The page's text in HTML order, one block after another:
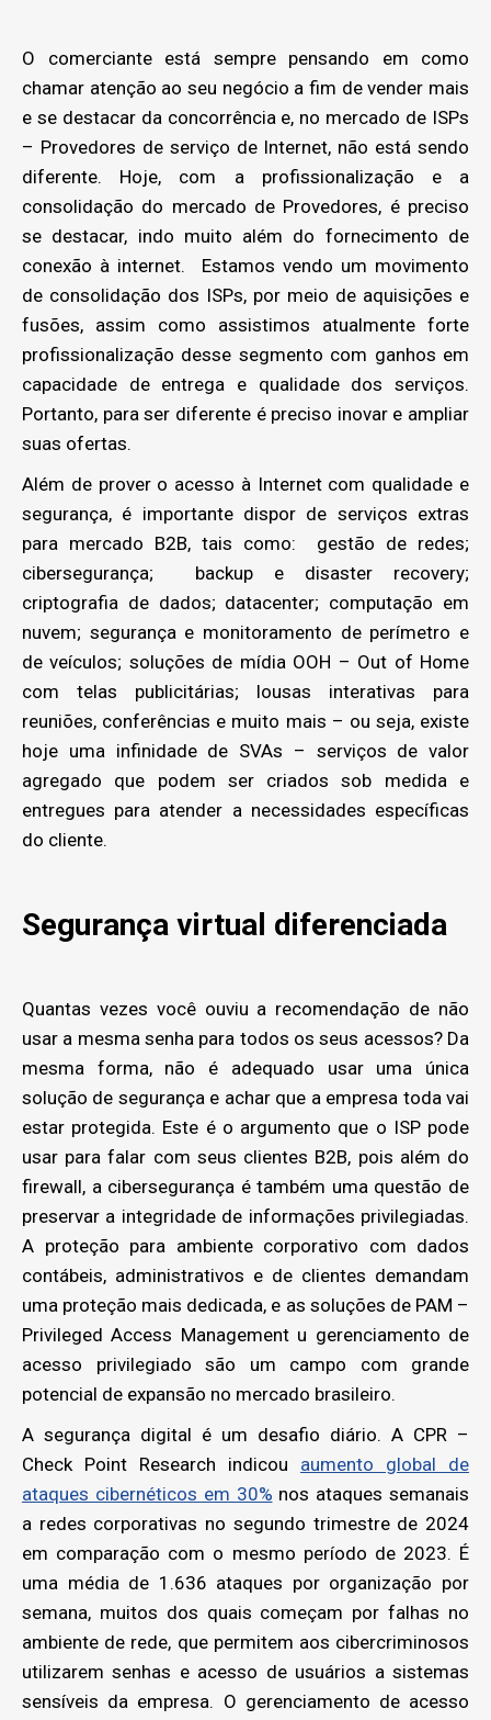
O comerciante está sempre pensando em como
chamar atenção ao seu negócio a fim de vender mais
e se destacar da concorrência e, no mercado de ISPs
– Provedores de serviço de Internet, não está sendo
diferente. Hoje, com a profissionalização e a
consolidação do mercado de Provedores, é preciso
se destacar, indo muito além do fornecimento de
conexão à internet. Estamos vendo um movimento
de consolidação dos ISPs, por meio de aquisições e
fusões, assim como assistimos atualmente forte
profissionalização desse segmento com ganhos em
capacidade de entrega e qualidade dos serviços.
Portanto, para ser diferente é preciso inovar e ampliar
suas ofertas.
Além de prover o acesso à Internet com qualidade e
segurança, é importante dispor de serviços extras
para mercado B2B, tais como: gestão de redes;
cibersegurança; backup e disaster recovery;
criptografia de dados; datacenter; computação em
nuvem; segurança e monitoramento de perímetro e
de veículos; soluções de mídia OOH – Out of Home
com telas publicitárias; lousas interativas para
reuniões, conferências e muito mais – ou seja, existe
hoje uma infinidade de SVAs – serviços de valor
agregado que podem ser criados sob medida e
entregues para atender a necessidades específicas
do cliente.
Segurança virtual diferenciada
Quantas vezes você ouviu a recomendação de não
usar a mesma senha para todos os seus acessos? Da
mesma forma, não é adequado usar uma única
solução de segurança e achar que a empresa toda vai
estar protegida. Este é o argumento que o ISP pode
usar para falar com seus clientes B2B, pois além do
firewall, a cibersegurança é também uma questão de
preservar a integridade de informações privilegiadas.
A proteção para ambiente corporativo com dados
contábeis, administrativos e de clientes demandam
uma proteção mais dedicada, e as soluções de PAM –
Privileged Access Management u gerenciamento de
acesso privilegiado são um campo com grande
potencial de expansão no mercado brasileiro.
A segurança digital é um desafio diário. A CPR –
Check Point Research indicou aumento global de
ataques cibernéticos em 30% nos ataques semanais
a redes corporativas no segundo trimestre de 2024
em comparação com o mesmo período de 2023. É
uma média de 1.636 ataques por organização por
semana, muitos dos quais começam por falhas no
ambiente de rede, que permitem aos cibercriminosos
utilizarem senhas e acesso de usuários a sistemas
sensíveis da empresa. O gerenciamento de acesso